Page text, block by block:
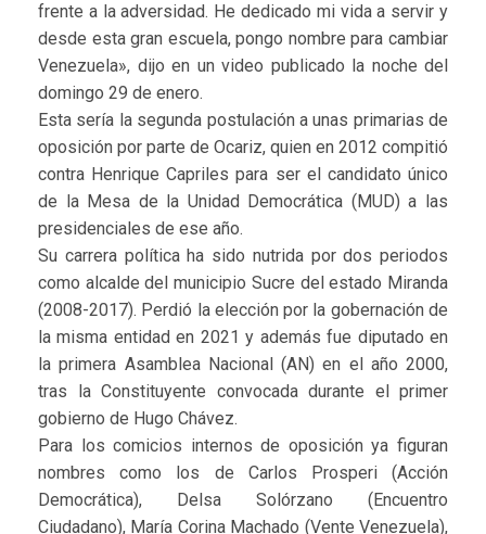
frente a la adversidad. He dedicado mi vida a servir y
desde esta gran escuela, pongo nombre para cambiar
Venezuela», dijo en un video publicado la noche del
domingo 29 de enero.
Esta sería la segunda postulación a unas primarias de
oposición por parte de Ocariz, quien en 2012 compitió
contra Henrique Capriles para ser el candidato único
de la Mesa de la Unidad Democrática (MUD) a las
presidenciales de ese año.
Su carrera política ha sido nutrida por dos periodos
como alcalde del municipio Sucre del estado Miranda
(2008-2017). Perdió la elección por la gobernación de
la misma entidad en 2021 y además fue diputado en
la primera Asamblea Nacional (AN) en el año 2000,
tras la Constituyente convocada durante el primer
gobierno de Hugo Chávez.
Para los comicios internos de oposición ya figuran
nombres como los de Carlos Prosperi (Acción
Democrática), Delsa Solórzano (Encuentro
Ciudadano), María Corina Machado (Vente Venezuela),